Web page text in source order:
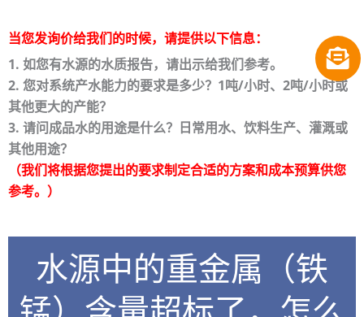
当您发询价给我们的时候，请提供以下信息：
1. 如您有水源的水质报告，请出示给我们参考。
2. 您对系统产水能力的要求是多少？1吨/小时、2吨/小时或
其他更大的产能？
3. 请问成品水的用途是什么？日常用水、饮料生产、灌溉或
其他用途？
（我们将根据您提出的要求制定合适的方案和成本预算供您
参考。）
水源中的重金属（铁